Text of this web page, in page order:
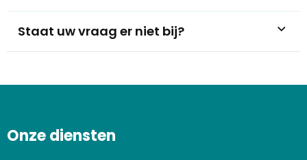
Staat uw vraag er niet bij?
Onze diensten